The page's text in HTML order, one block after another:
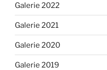
Galerie 2022
Galerie 2021
Galerie 2020
Galerie 2019